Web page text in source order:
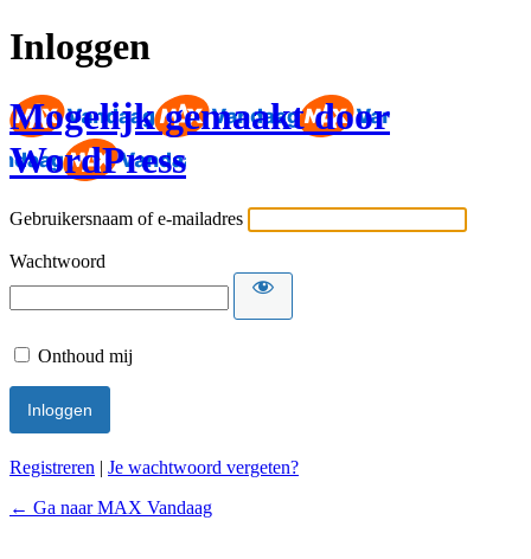
Inloggen
Mogelijk gemaakt door
WordPress
Gebruikersnaam of e-mailadres
Wachtwoord
Onthoud mij
Registreren | Je wachtwoord vergeten?
← Ga naar MAX Vandaag